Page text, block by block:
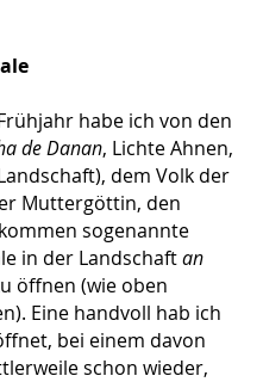
habe ich von den
de Danan, Lichte Ahnen,
dem Volk der
Muttergöttin, den
sogenannte
in der Landschaft an
öffnen (wie oben
Eine handvoll hab ich
bei einem davon
schon wieder,